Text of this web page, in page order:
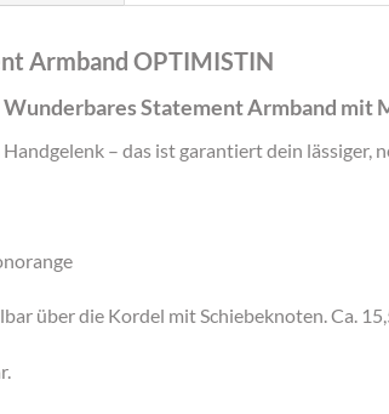
Armband OPTIMISTIN
Wunderbares Statement Armband mit
– das ist garantiert dein lässiger,
über die Kordel mit Schiebeknoten. Ca.